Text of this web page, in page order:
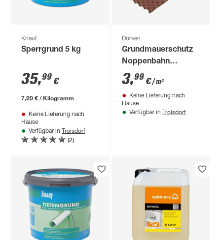
Knauf
Sperrgrund 5 kg
35,99 €
7,20 € / Kilogramm
Keine Lieferung nach
Hause
Verfügbar in Troisdorf
(2)
Dörken
Grundmauerschutz
Noppenbahn
'DELTA®-MS' 150 x
2000 cm
3,99 €/ m²
Keine Lieferung nach
Hause
Verfügbar in Troisdorf